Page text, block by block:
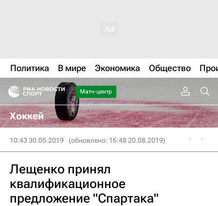
Политика В мире Экономика Общество
Матч-центр
Хоккей
10:43 30.05.2019 (обновлено: 16:48 20.08.2019)
Лещенко принял
квалификационное
предложение "Спартака"